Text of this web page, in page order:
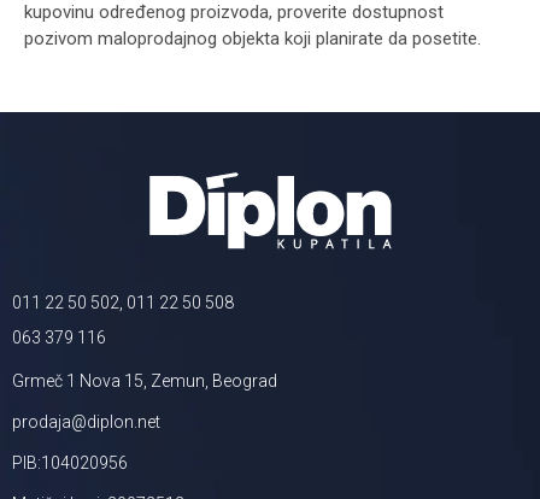
kupovinu određenog proizvoda, proverite dostupnost
pozivom maloprodajnog objekta koji planirate da posetite.
011 22 50 502, 011 22 50 508
063 379 116
Grmeč 1 Nova 15, Zemun, Beograd
prodaja@diplon.net
PIB:104020956